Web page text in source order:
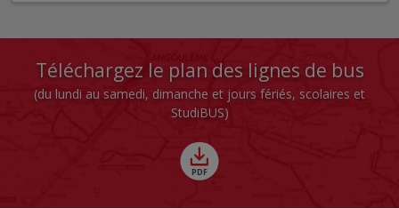
Téléchargez le plan des lignes de bus
(du lundi au samedi, dimanche et jours fériés, scolaires et
StudiBUS)